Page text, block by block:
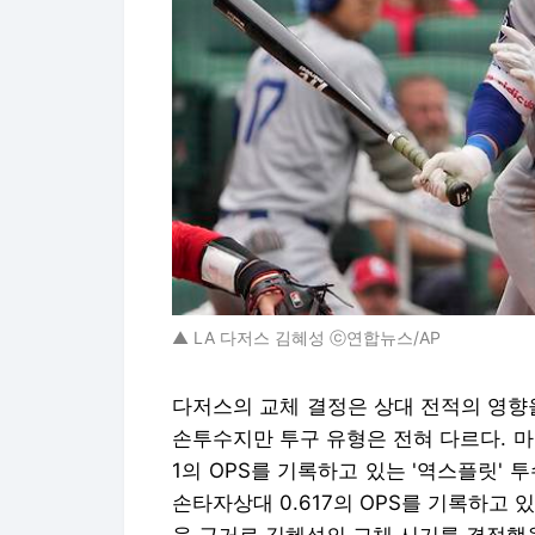
▲ LA 다저스 김혜성 ⓒ연합뉴스/AP
다저스의 교체 결정은 상대 전적의 영
손투수지만 투구 유형은 전혀 다르다.
1의 OPS를 기록하고 있는 '역스플릿'
손타자상대 0.617의 OPS를 기록하고